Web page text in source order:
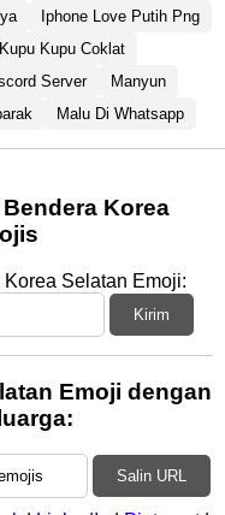
Iphone Love Putih Png
Kupu Coklat
Server
Manyun
Malu Di Whatsapp
Korea
Selatan Emoji:
Kirim
Emoji dengan
Salin URL